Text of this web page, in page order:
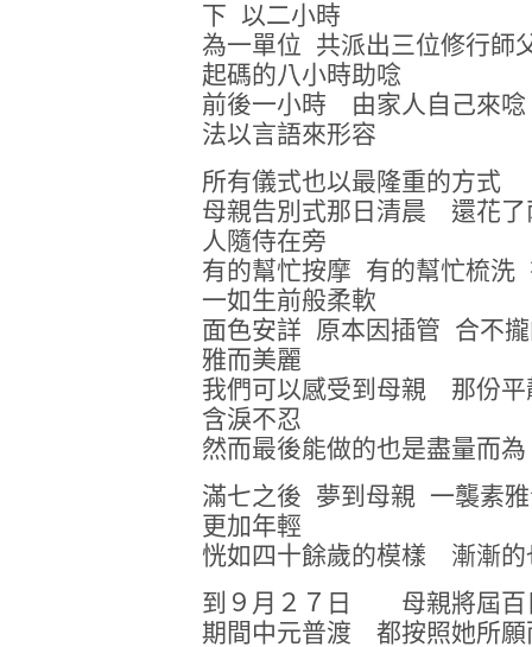
下 以二小時
為一單位 共派出三位修行師
起碼的八小時助唸
前後一小時 由家人自己來
法以言語來形容
所有儀式也以最隆重的方
母親告別式那日清晨 還花
人隨侍在旁
有的幫忙按摩 有的幫忙梳
一如生前般柔軟
面色安詳 原本因插管 合不
雅而美麗
我們可以感受到母親 那
含淚不忍
然而最後能做的也是盡量而為
滿七之後 夢到母親 一襲素
更加年輕
恍如四十餘歲的模樣 漸漸的
到９月２７日 母親將屆
期間中元普渡 都按照她所